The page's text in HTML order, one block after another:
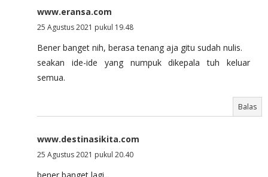
www.eransa.com
25 Agustus 2021 pukul 19.48
Bener banget nih, berasa tenang aja gitu sudah nulis.
seakan ide-ide yang numpuk dikepala tuh keluar
semua.
Balas
www.destinasikita.com
25 Agustus 2021 pukul 20.40